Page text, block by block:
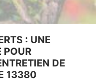
: UNE
POUR
DE
13380